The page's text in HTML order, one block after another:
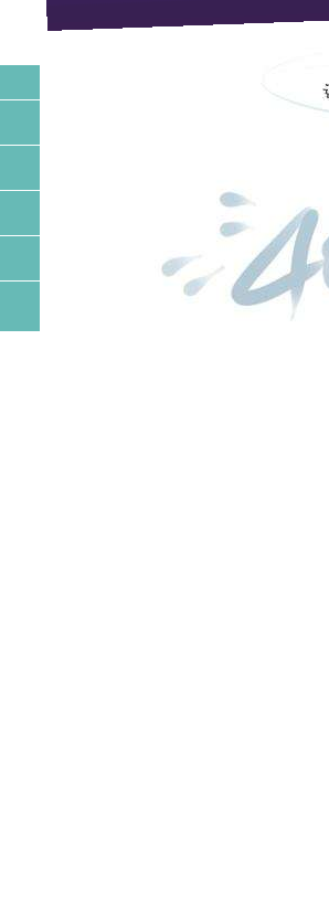
发展历程